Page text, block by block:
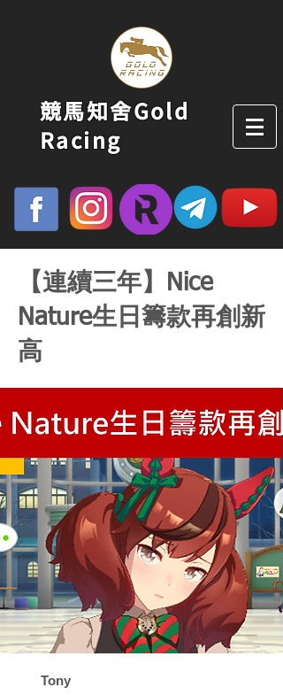
競馬知舍Gold
Racing
【連續三年】Nice
Nature生日籌款再創新
高
Tony